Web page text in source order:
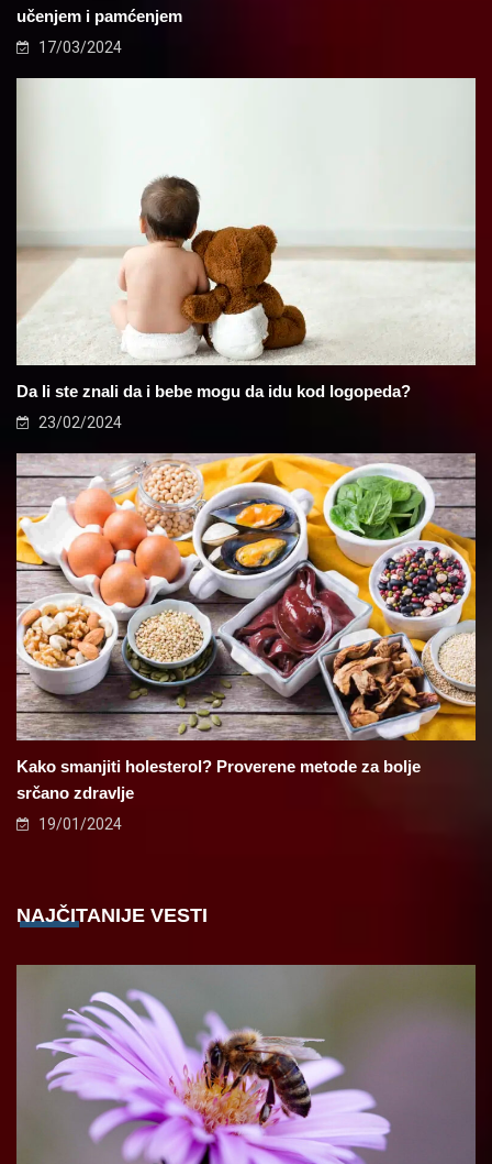
učenjem i pamćenjem
17/03/2024
Da li ste znali da i bebe mogu da idu kod logopeda?
23/02/2024
Kako smanjiti holesterol? Proverene metode za bolje
srčano zdravlje
19/01/2024
NAJČITANIJE VESTI